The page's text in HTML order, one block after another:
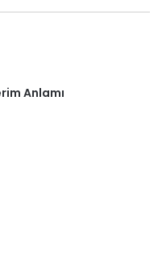
Anlamı